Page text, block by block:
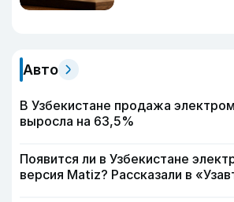
Авто
В Узбекистане продажа
выросла на 63,5%
Появится ли в Узбекистане
версия Matiz? Рассказали в